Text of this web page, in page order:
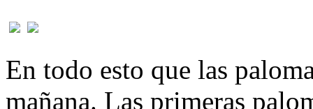
En todo esto que las
mañana. Las primeras